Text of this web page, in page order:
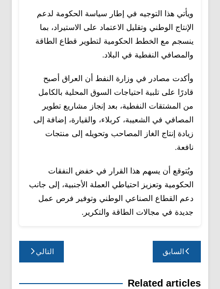
ويأتي هذا التوجيه في إطار سياسة الحكومة لدعم
الإنتاج الوطني وتقليل الاعتماد على الاستيراد، بما
ينسجم مع الخطط الحكومية لتطوير قطاع الطاقة
والمصافي النفطية في البلاد.
وأكدت مصادر في وزارة النفط أن العراق أصبح
قادرًا على تلبية احتياجات السوق المحلية بالكامل
من المشتقات النفطية، بعد إنجاز مشاريع تطوير
المصافي في الشعيبة، كربلاء، والقيارة، إضافة إلى
زيادة إنتاج الغاز المصاحب وتحويله إلى منتجات
نافعة.
ويُتوقع أن يسهم هذا القرار في خفض النفقات
الحكومية وتعزيز احتياطي العملة الأجنبية، إلى جانب
دعم القطاع الصناعي الوطني وتوفير فرص عمل
جديدة في مجالات الطاقة والتكرير.
تصفّح
المقالات
السابق التالي
Related articles